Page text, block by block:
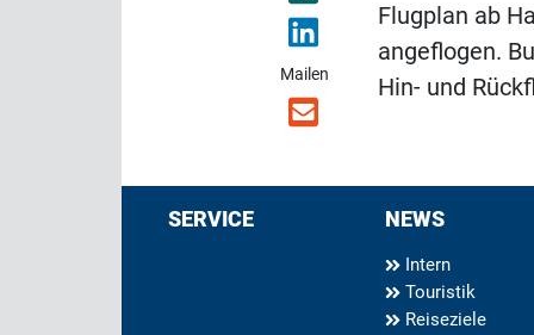
Mailen
Flugplan ab
angeflogen.
Hin- und
SERVICE NEWS
Intern
Touristik
Reiseziele